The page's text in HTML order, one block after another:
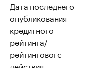
Дата последнего
опубликования
кредитного
рейтинга/
рейтингового
действия